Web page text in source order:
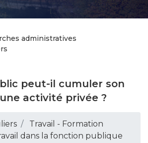
administratives
peut-il cumuler son
activité privée ?
Travail - Formation
dans la fonction publique